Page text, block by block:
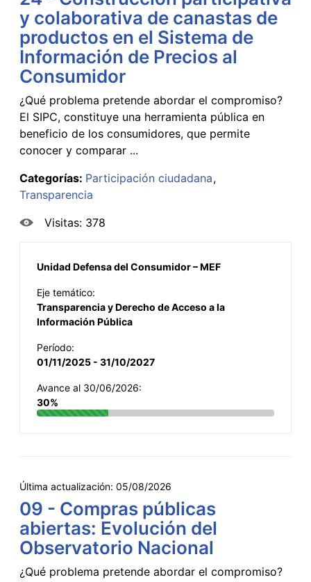
y colaborativa de canastas de
productos en el Sistema de
Información de Precios al
Consumidor
¿Qué problema pretende abordar el compromiso?
El SIPC, constituye una herramienta pública en
beneficio de los consumidores, que permite
conocer y comparar ...
Categorías: Participación ciudadana
Transparencia
Visitas: 378
Unidad Defensa del Consumidor – MEF
Eje temático:
Transparencia y Derecho de Acceso a la
Información Pública
Período:
01/11/2025 - 31/10/2027
Avance al 30/06/2026:
30%
Última actualización: 05/08/2026
09 - Compras públicas
abiertas: Evolución del
Observatorio Nacional
¿Qué problema pretende abordar el compromiso?